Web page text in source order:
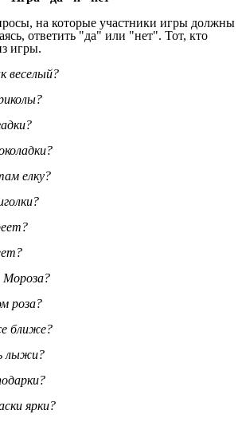
на которые участники игры должны
ответить "да" или "нет". Тот, кто
игры.
веселый?
елку?
Мороза?
роза?
ближе?
лыжи?
ярки?